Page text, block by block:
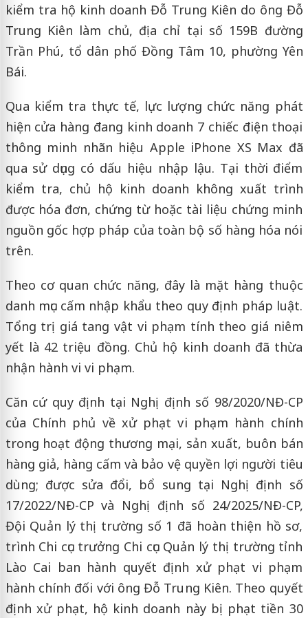
kiểm tra hộ kinh doanh Đỗ Trung Kiên do ông Đỗ
Trung Kiên làm chủ, địa chỉ tại số 159B đường
Trần Phú, tổ dân phố Đồng Tâm 10, phường Yên
Bái.
Qua kiểm tra thực tế, lực lượng chức năng phát
hiện cửa hàng đang kinh doanh 7 chiếc điện thoại
thông minh nhãn hiệu Apple iPhone XS Max đã
qua sử dụng có dấu hiệu nhập lậu. Tại thời điểm
kiểm tra, chủ hộ kinh doanh không xuất trình
được hóa đơn, chứng từ hoặc tài liệu chứng minh
nguồn gốc hợp pháp của toàn bộ số hàng hóa nói
trên.
Theo cơ quan chức năng, đây là mặt hàng thuộc
danh mục cấm nhập khẩu theo quy định pháp luật.
Tổng trị giá tang vật vi phạm tính theo giá niêm
yết là 42 triệu đồng. Chủ hộ kinh doanh đã thừa
nhận hành vi vi phạm.
Căn cứ quy định tại Nghị định số 98/2020/NĐ-CP
của Chính phủ về xử phạt vi phạm hành chính
trong hoạt động thương mại, sản xuất, buôn bán
hàng giả, hàng cấm và bảo vệ quyền lợi người tiêu
dùng; được sửa đổi, bổ sung tại Nghị định số
17/2022/NĐ-CP và Nghị định số 24/2025/NĐ-CP,
Đội Quản lý thị trường số 1 đã hoàn thiện hồ sơ,
trình Chi cục trưởng Chi cục Quản lý thị trường tỉnh
Lào Cai ban hành quyết định xử phạt vi phạm
hành chính đối với ông Đỗ Trung Kiên. Theo quyết
định xử phạt, hộ kinh doanh này bị phạt tiền 30